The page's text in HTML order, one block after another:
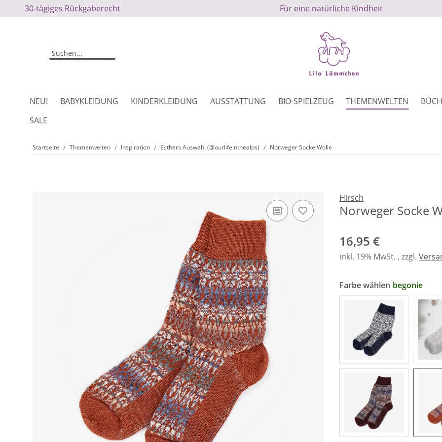
30-tägiges Rückgaberecht Für eine natürliche Kindheit
NEU! BABYKLEIDUNG KINDERKLEIDUNG AUSSTATTUNG BIO-SPIELZEUG THEMENWELTEN
SALE
Startseite Themenwelten Inspiration Esthers Auswahl (@ourlifeinthealps) Norweger Socke Wolle
Hirsch
Norweger Socke
16,95 €
inkl. 19% MwSt. , zzgl.
Farbe wählen begonie